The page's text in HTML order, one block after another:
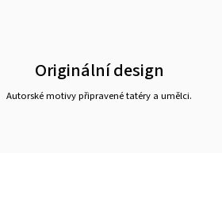
Originální design
Autorské motivy připravené tatéry a umělci.